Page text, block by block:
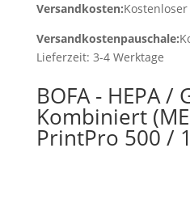
Versandkosten:
Versandkostenpauschale:
Lieferzeit: 3-4 Werktage
BOFA - HEPA /
Kombiniert
PrintPro 500 /